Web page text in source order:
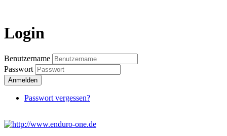
Login
Benutzername
Passwort
Anmelden
Passwort vergessen?